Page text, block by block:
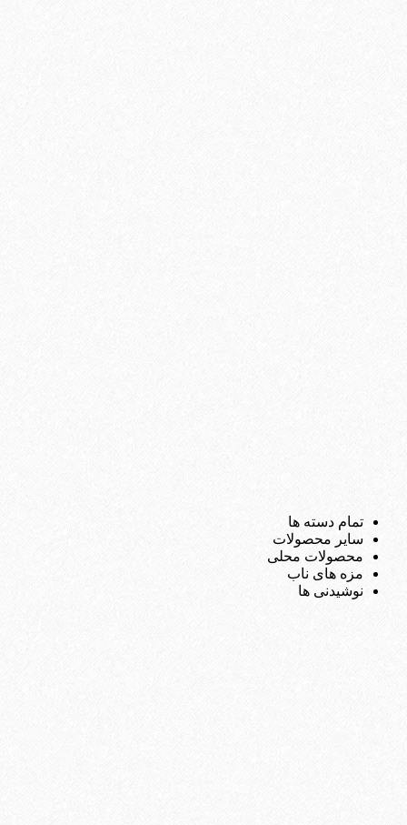
تمام دسته ها
سایر محصولات
محصولات محلی
مزه های ناب
نوشیدنی ها